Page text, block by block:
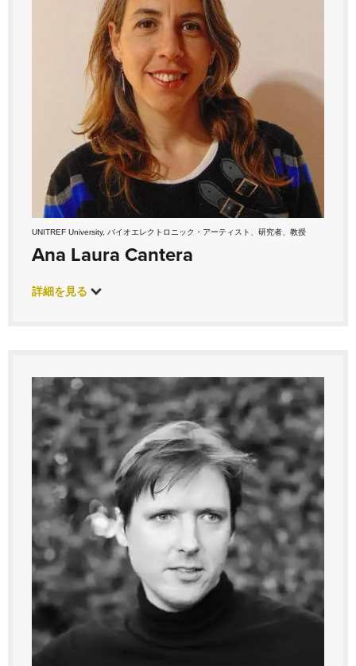
UNITREF University, バイオエレクトロニック・アーティスト、研究者、教授
Ana Laura Cantera
詳細を見る